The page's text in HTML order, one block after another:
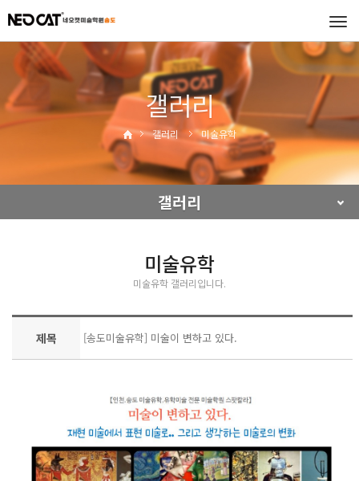
갤러리
갤러리 미술유학
갤러리
미술유학
미술유학 갤러리입니다.
제목 [송도미술유학] 미술이 변하고 있다.